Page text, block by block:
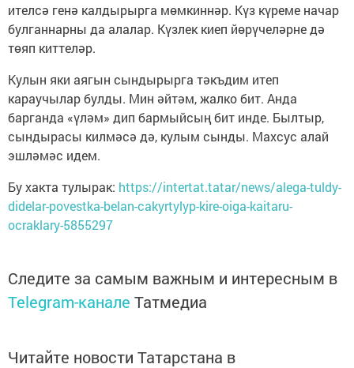
ителсә генә калдырырга мөмкиннәр. Күз күреме начар
булганнарны да алалар. Күзлек киеп йөрүчеләрне дә
төяп киттеләр.
Кулын яки аягын сындырырга тәкъдим итеп
караучылар булды. Мин әйтәм, жалко бит. Анда
барганда «үләм» дип бармыйсың бит инде. Былтыр,
сындырасы килмәсә дә, кулым сынды. Махсус алай
эшләмәс идем.
Бу хакта тулырак: https://intertat.tatar/news/alega-tuldy-
didelar-povestka-belan-cakyrtylyp-kire-oiga-kaitaru-
ocraklary-5855297
Следите за самым важным и интересным в
Telegram-канале Татмедиа
Читайте новости Татарстана в